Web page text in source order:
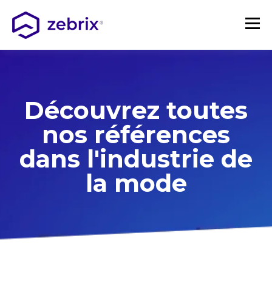
Découvrez toutes
nos références
dans l'industrie de
la mode